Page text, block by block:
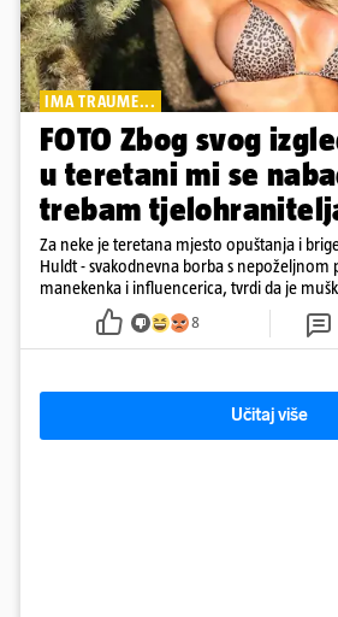
IMA TRAUME...
FOTO Zbog svog
u teretani mi se
trebam
Za neke je teretana mjesto opuštanja i
Huldt - svakodnevna borba s nepoželjnom
manekenka i influencerica, tvrdi da je
kad dođe na trening
8
Učitaj više